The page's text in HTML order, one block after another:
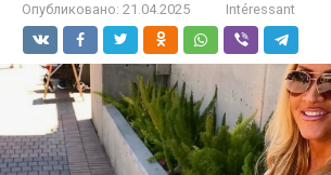
Опубликовано: 21.04.2025 Intéressant